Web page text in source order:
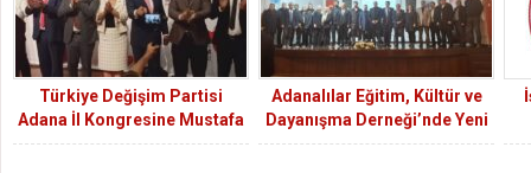
Türkiye Değişim Partisi
Adana İl Kongresine Mustafa
Sarıgül’ün Konuşması Damga
Adanalılar Eğitim, Kültür ve
Dayanışma Derneği’nde Yeni
Başkan Hasan Kahveciler